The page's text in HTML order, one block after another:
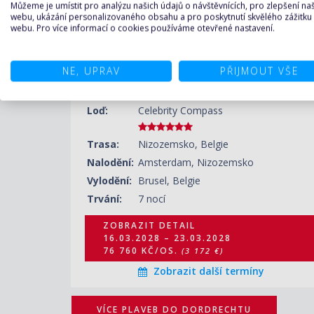
Nizozemsko, Belgie z Amsterdamu na lodi
Celebrity Compass
Loď: Celebrity Compass
Trasa:
Nizozemsko, Belgie
Nalodění: Amsterdam, Nizozemsko
Vylodění: Brusel, Belgie
Trvání:
7 nocí
ZOBRAZIT DETAIL
13.04.2028 – 20.04.2028
ZOBRAZIT DETAIL
27.04.2028 – 04.05.2028
ZOBRAZIT DETAIL
16.03.2028 – 23.03.2028
76 760 KČ/OS. (3 172 €)
Zobrazit další termíny
VÍCE PLAVEB DO DORDRECHTU
Můžeme je umístit pro analýzu našich údajů o návštěvnících, pro zlepšení
webu, ukázání personalizovaného obsahu a pro poskytnutí skvělého zážitku
webu. Pro více informací o cookies používáme otevřené nastavení.
NE, UPRAV PŘIJMOUT VŠE